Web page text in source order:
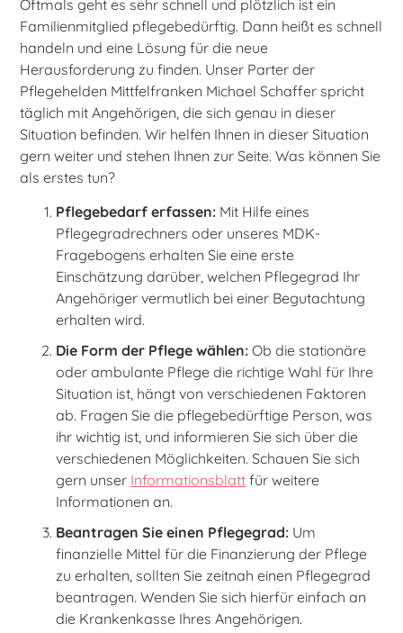
Oftmals geht es sehr schnell und plötzlich ist ein
Familienmitglied pflegebedürftig. Dann heißt es schnell
handeln und eine Lösung für die neue
Herausforderung zu finden. Unser Parter der
Pflegehelden Mittfelfranken Michael Schaffer spricht
täglich mit Angehörigen, die sich genau in dieser
Situation befinden. Wir helfen Ihnen in dieser Situation
gern weiter und stehen Ihnen zur Seite. Was können Sie
als erstes tun?
Pflegebedarf erfassen: Mit Hilfe eines
Pflegegradrechners oder unseres MDK-
Fragebogens erhalten Sie eine erste
Einschätzung darüber, welchen Pflegegrad Ihr
Angehöriger vermutlich bei einer Begutachtung
erhalten wird.
Die Form der Pflege wählen: Ob die stationäre
oder ambulante Pflege die richtige Wahl für Ihre
Situation ist, hängt von verschiedenen Faktoren
ab. Fragen Sie die pflegebedürftige Person, was
ihr wichtig ist, und informieren Sie sich über die
verschiedenen Möglichkeiten. Schauen Sie sich
gern unser Informationsblatt für weitere
Informationen an.
Beantragen Sie einen Pflegegrad: Um
finanzielle Mittel für die Finanzierung der Pflege
zu erhalten, sollten Sie zeitnah einen Pflegegrad
beantragen. Wenden Sie sich hierfür einfach an
die Krankenkasse Ihres Angehörigen.